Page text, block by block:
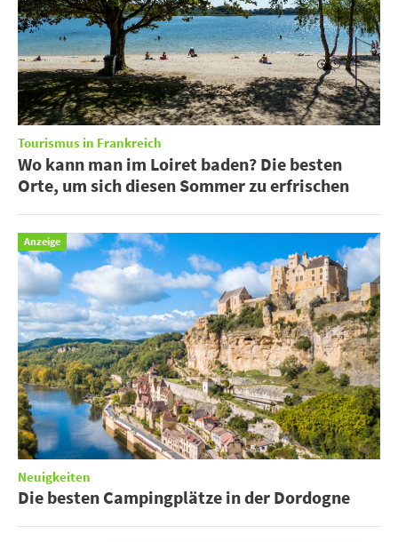
Tourismus in Frankreich
Wo kann man im Loiret baden? Die besten
Orte, um sich diesen Sommer zu erfrischen
Anzeige
Neuigkeiten
Die besten Campingplätze in der Dordogne